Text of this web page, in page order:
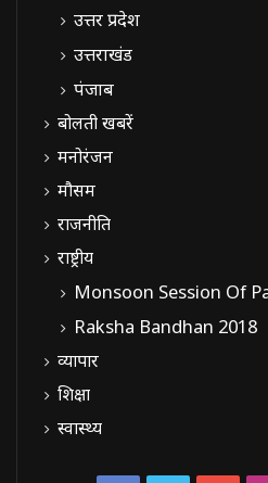
उत्तर प्रदेश
उत्तराखंड
पंजाब
बोलती खबरें
मनोरंजन
मौसम
राजनीति
राष्ट्रीय
Monsoon Session Of
Raksha Bandhan 2018
व्यापार
शिक्षा
स्वास्थ्य